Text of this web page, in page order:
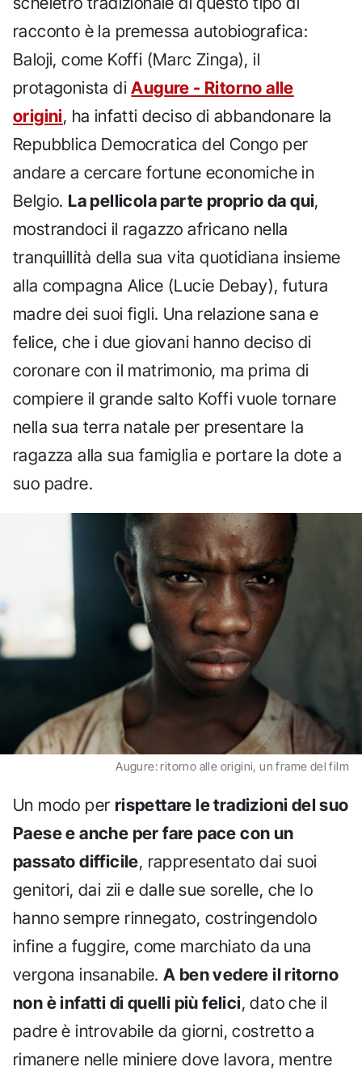
racconto è la premessa autobiografica:
Baloji, come Koffi (Marc Zinga), il
protagonista diAugure - Ritorno alle
origini, ha infatti deciso di abbandonare la
Repubblica Democratica del Congo per
andare a cercare fortune economiche in
Belgio. La pellicola parte proprio da qui,
mostrandoci il ragazzo africano nella
tranquillità della sua vita quotidiana insieme
alla compagna Alice (Lucie Debay), futura
madre dei suoi figli. Una relazione sana e
felice, che i due giovani hanno deciso di
coronare con il matrimonio, ma prima di
compiere il grande salto Koffi vuole tornare
nella sua terra natale per presentare la
ragazza alla sua famiglia e portare la dote a
suo padre.
Augure: ritorno alle origini, un frame del film
Un modo per rispettare le tradizioni del suo
Paese e anche per fare pace con un
passato difficile, rappresentato dai suoi
genitori, dai zii e dalle sue sorelle, che lo
hanno sempre rinnegato, costringendolo
infine a fuggire, come marchiato da una
vergona insanabile. A ben vedere il ritorno
non è infatti di quelli più felici, dato che il
padre è introvabile da giorni, costretto a
rimanere nelle miniere dove lavora, mentre